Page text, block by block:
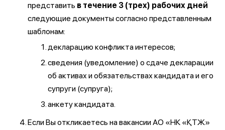
представить в течение 3 (трех) рабочих дней
следующие документы согласно представленным
шаблонам:
декларацию конфликта интересов;
сведения (уведомление) о сдаче декларации
об активах и обязательствах кандидата и его
супруги (супруга);
анкету кандидата.
Если Вы откликаетесь на вакансии АО «НК «ҚТЖ»